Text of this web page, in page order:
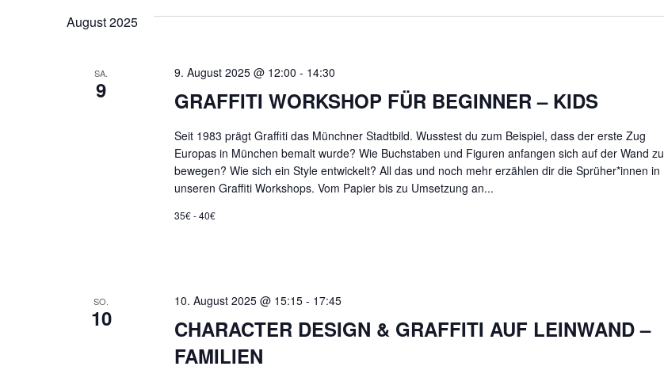
NAVIGATION
August 2025
SA.
9 GRAFFITI WORKSHOP FÜR BEGINNER – KIDS
9. August 2025 @ 12:00 - 14:30
Seit 1983 prägt Graffiti das Münchner Stadtbild. Wusstest du zum Beispiel, dass der erste Zug
Europas in München bemalt wurde? Wie Buchstaben und Figuren anfangen sich auf der Wand zu
bewegen? Wie sich ein Style entwickelt? All das und noch mehr erzählen dir die Sprüher*innen in
unseren Graffiti Workshops. Vom Papier bis zu Umsetzung an...
35€ - 40€
SO.
10
CHARACTER DESIGN & GRAFFITI AUF LEINWAND –
FAMILIEN
10. August 2025 @ 15:15- 17:45